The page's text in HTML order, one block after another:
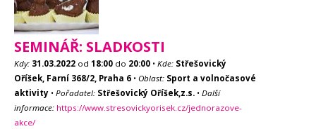
SEMINÁŘ: SLADKOSTI
Kdy: 31.03.2022 od 18:00 do 20:00 • Kde: Střešovický
Oříšek, Farní 368/2, Praha 6 • Oblast: Sport a volnočasové
aktivity • Pořadatel: Střešovický Oříšek,z.s. • Další
informace: https://www.stresovickyorisek.cz/jednorazove-
akce/